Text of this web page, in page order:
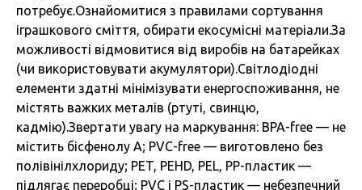
потребує.Ознайомитися з правилами сортування
іграшкового сміття, обирати екосумісні матеріали.За
можливості відмовитися від виробів на батарейках
(чи використовувати акумулятори).Світлодіодні
елементи здатні мінімізувати енергоспоживання, не
містять важких металів (ртуті, свинцю,
кадмію).Звертати увагу на маркування: BPA-free — не
містить бісфенолу А; PVC-free — виготовлено без
полівінілхлориду; PET, PEHD, PEL, PP-пластик —
підлягає переробці; PVC і PS-пластик — небезпечний